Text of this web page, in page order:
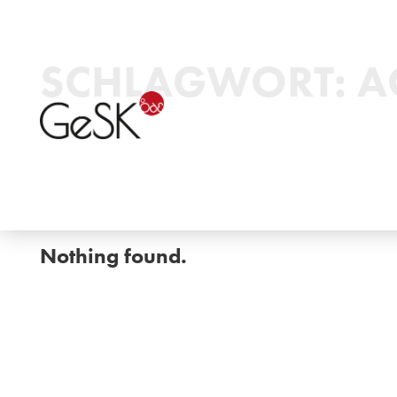
SCHLAGWORT:
Nothing found.